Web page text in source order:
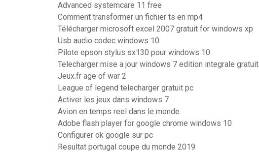
Advanced systemcare 11 free
Comment transformer un fichier ts en mp4
Télécharger microsoft excel 2007 gratuit for windows xp
Usb audio codec windows 10
Pilote epson stylus sx130 pour windows 10
Telecharger mise a jour windows 7 edition integrale gratuit
Jeux.fr age of war 2
League of legend telecharger gratuit pc
Activer les jeux dans windows 7
Avion en temps reel dans le monde
Adobe flash player for google chrome windows 10
Configurer ok google sur pc
Resultat portugal coupe du monde 2019